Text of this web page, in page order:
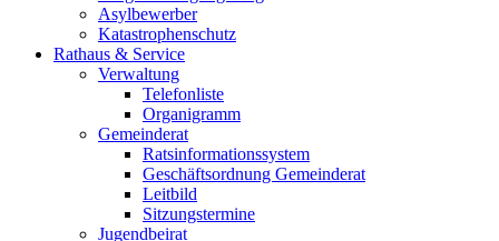
Asylbewerber
Katastrophenschutz
Rathaus & Service
Verwaltung
Telefonliste
Organigramm
Gemeinderat
Ratsinformationssystem
Geschäftsordnung Gemeinderat
Leitbild
Sitzungstermine
Jugendbeirat